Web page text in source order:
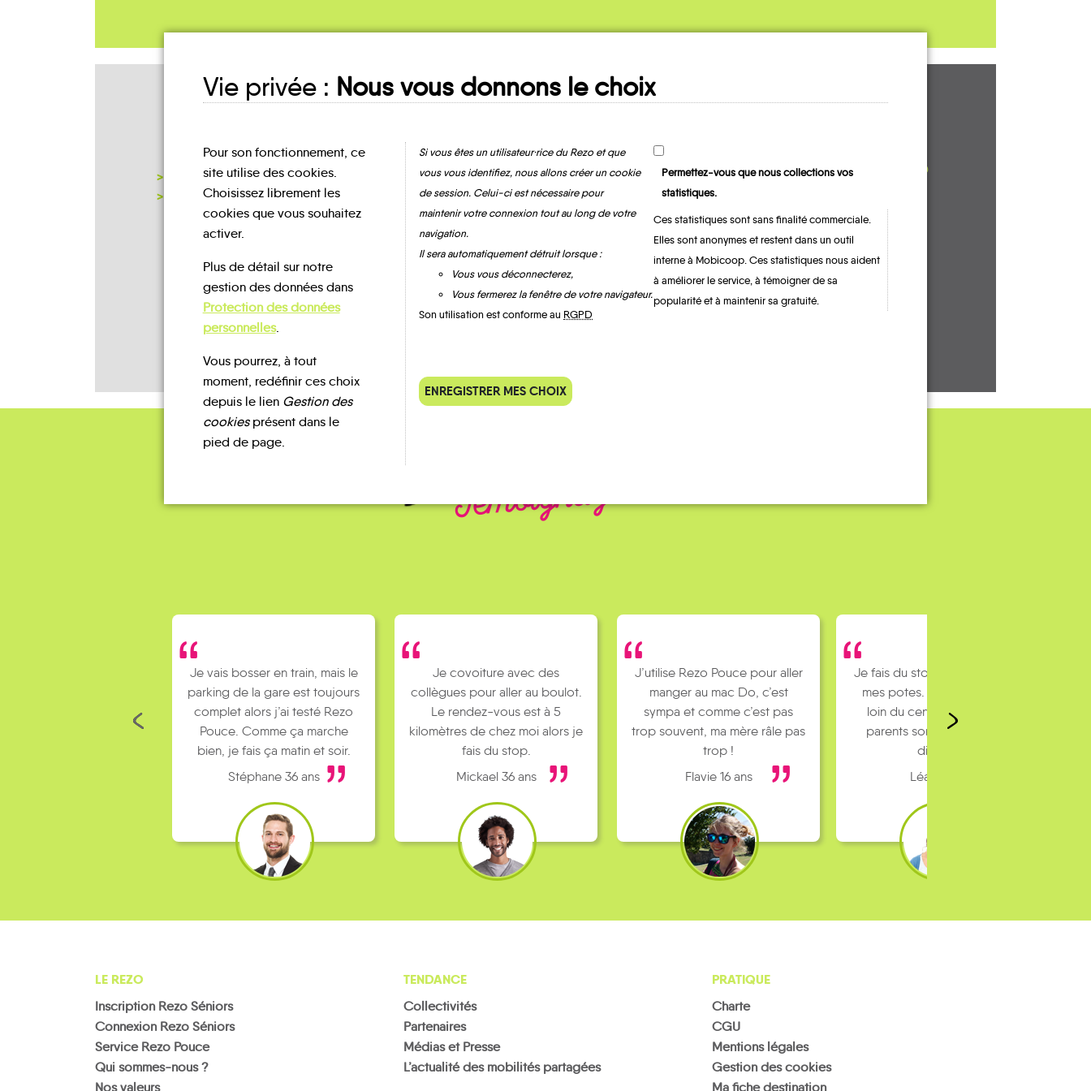
Mes lieux
MAISON CANTONALE
NOTRE PAGE D'INSCRIPTION
Ma fiche
UN AVIS, UN
À PARTAGER ?
CONTACTEZ-NOUS !
Témoignages
Je vais bosser en train, mais le
parking de la gare est toujours
complet alors j’ai testé Rezo
Pouce. Comme ça marche
bien, je fais ça matin et soir.
Stéphane 36 ans
Je covoiture avec des
collègues pour aller au boulot.
Le rendez-vous est à 5
kilomètres de chez moi alors je
fais du stop.
Mickael 36 ans
J’utilise Rezo Pouce pour aller
manger au mac Do, c’est
sympa et comme c’est pas
trop souvent, ma mère râle pas
trop !
Flavie 16 ans
Je fais du stop pour rejoindre
mes potes. J’habite un peu
loin du centre ville et mes
parents sont pas toujours
dispo…
Léa 16 ans
LE REZO
Inscription Rezo Séniors
Connexion Rezo Séniors
Service Rezo Pouce
Qui sommes-nous ?
Nos valeurs
TENDANCE
Collectivités
Partenaires
Médias et Presse
L’actualité des mobilités partagées
PRATIQUE
Charte
CGU
Mentions légales
Gestion des cookies
Vie privée : Nous vous donnons le choix
Pour son fonctionnement, ce
site utilise des cookies.
Choisissez librement les
cookies que vous souhaitez
activer.
Plus de détail sur notre
gestion des données dans
Protection des données
personnelles.
Vous pourrez, à tout
moment, redéfinir ces choix
depuis le lien Gestion des
cookiesprésent dans le
pied de page.
Si vous êtes un utilisateur·rice du Rezo et que
vous vous identifiez, nous allons créer un cookie
de session. Celui-ci est nécessaire pour
maintenir votre connexion tout au long de votre
navigation.
Il sera automatiquement détruit lorsque :
Vous vous déconnecterez,
Vous fermerez la fenêtre de votre navigateur.
Son utilisation est conforme au RGPD
Permettez-vous que nous collections vos
statistiques.
Ces statistiques sont sans finalité commerciale.
Elles sont anonymes et restent dans un outil
interne à Mobicoop. Ces statistiques nous aident
à améliorer le service, à témoigner de sa
popularité et à maintenir sa gratuité.
ENREGISTRER MES CHOIX
Ma fiche destination